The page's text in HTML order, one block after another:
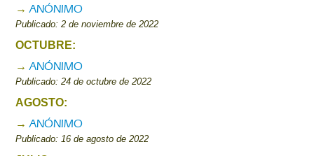
→ANÓNIMO
Publicado: 2 de noviembre de 2022
OCTUBRE:
→ANÓNIMO
Publicado: 24 de octubre de 2022
AGOSTO:
→ANÓNIMO
Publicado: 16 de agosto de 2022